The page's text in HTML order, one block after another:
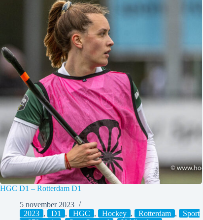
HGC D1 – Rotterdam D1
5 november 2023
2023 , D1 , HGC , Hockey , Rotterdam ,
Sport